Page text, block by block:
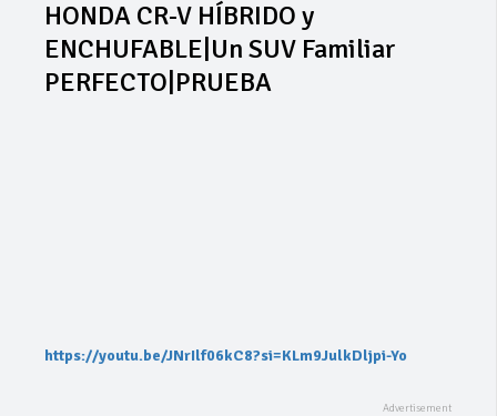
HONDA CR-V HÍBRIDO y
ENCHUFABLE|Un SUV Familiar
PERFECTO|PRUEBA
https://youtu.be/JNrIlf06kC8?si=KLm9JulkDljpi-Yo